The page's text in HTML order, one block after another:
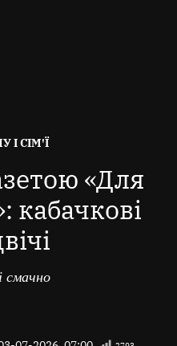
І СІМ'Ї
«Для
кабачкові
смачно